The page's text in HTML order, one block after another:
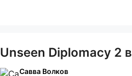
Unseen Diplomacy 2
Савва Волков